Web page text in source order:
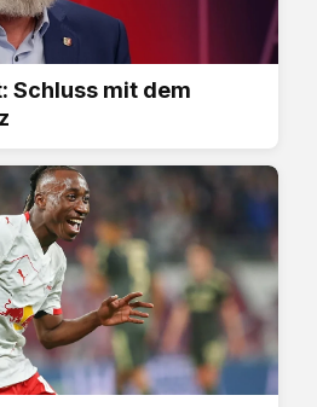
Schluss mit dem